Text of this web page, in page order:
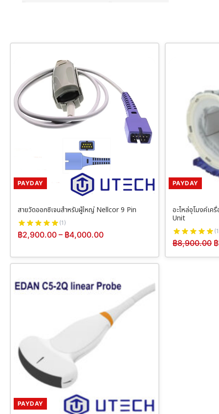
PAYDAY
สายวัดออกซิเจนสำหรับผู้ใหญ่ Nellcor 9 Pin
(1)
฿2,900.00 – ฿4,000.00
PAYDAY
อะไหล่อุโมงค์เ
Unit
฿8,900.00 ฿
PAYDAY